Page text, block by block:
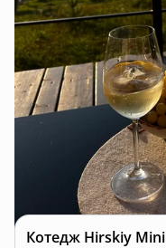
Котедж Hirskiy Mini